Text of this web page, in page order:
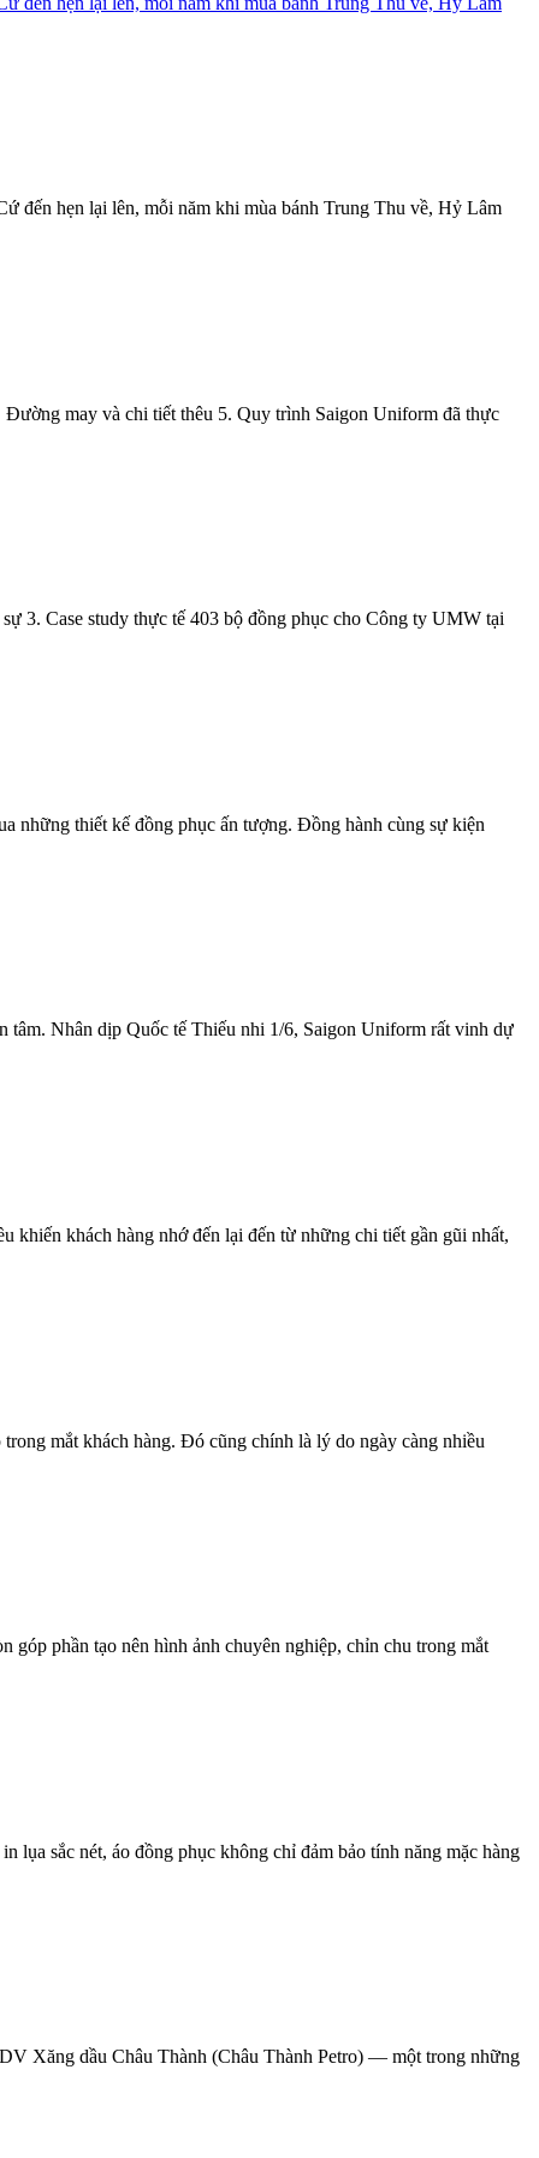
đến hẹn lại lên, mỗi năm khi mùa bánh Trung Thu về, Hỷ Lâm
may và chi tiết thêu 5. Quy trình Saigon Uniform đã thực
3. Case study thực tế 403 bộ đồng phục cho Công ty UMW tại
những thiết kế đồng phục ấn tượng. Đồng hành cùng sự kiện
tâm. Nhân dịp Quốc tế Thiếu nhi 1/6, Saigon Uniform rất vinh dự
khiến khách hàng nhớ đến lại đến từ những chi tiết gần gũi nhất,
mắt khách hàng. Đó cũng chính là lý do ngày càng nhiều
góp phần tạo nên hình ảnh chuyên nghiệp, chỉn chu trong mắt
sắc nét, áo đồng phục không chỉ đảm bảo tính năng mặc hàng
Xăng dầu Châu Thành (Châu Thành Petro) — một trong những